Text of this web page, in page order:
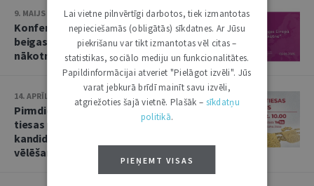
9. MAIJS • 13:50
Konference “Otrā pasaules kara
beigas Eiropā un Baltija: nolaupītā
nākotne”
14. APRĪLIS • 10:13
Pirmdien plēnumā – Augstākās
tiesas priekšsēdētāja amata
kandidāta izvirzīšana un divas
vēlēšanas
Lai vietne pilnvērtīgi darbotos, tiek izmantotas
nepieciešamās (obligātās) sīkdatnes. Ar Jūsu
piekrišanu var tikt izmantotas vēl citas –
statistikas, sociālo mediju un funkcionalitātes.
Papildinformācijai atveriet "Pielāgot izvēli". Jūs
varat jebkurā brīdī mainīt savu izvēli,
atgriežoties šajā vietnē. Plašāk – sīkdatņu
politikā.
PIEŅEMT VISAS